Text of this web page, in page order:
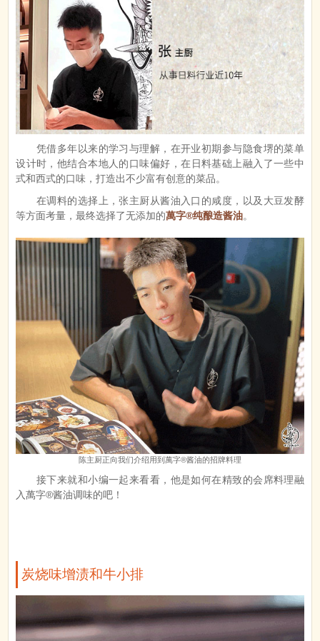
凭借多年以来的学习与理解，在开业初期参与隐食堺的菜单
设计时，他结合本地人的口味偏好，在日料基础上融入了一些中
式和西式的口味，打造出不少富有创意的菜品。
在调料的选择上，张主厨从酱油入口的咸度，以及大豆发酵
等方面考量，最终选择了无添加的萬字®纯酿造酱油。
陈主厨正向我们介绍用到萬字®酱油的招牌料理
接下来就和小编一起来看看，他是如何在精致的会席料理融
入萬字®酱油调味的吧！
炭烧味增渍和牛小排